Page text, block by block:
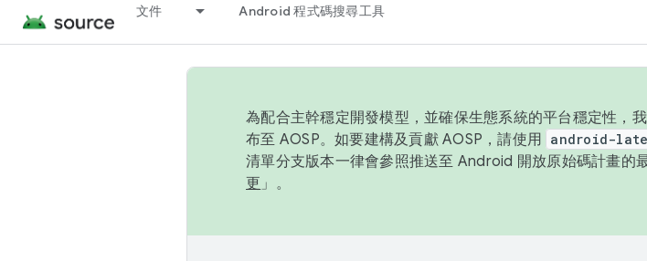
文件 Android 程式碼搜尋工具
為配合主幹穩定開發模型，並確保生態系統的平台穩定性，
布至 AOSP。如要建構及貢獻 AOSP，請使用 android-
清單分支版本一律會參照推送至 Android 開放原始碼計畫的
更 」。